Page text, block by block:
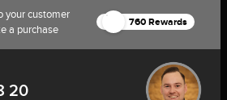
your customer
a purchase
760 Rewards
20